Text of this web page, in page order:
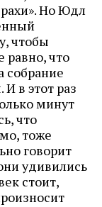
Но Юдл
чтобы
равно, что
собрание
в этот раз
минут
что
тоже
говорит
удивились
стоит,